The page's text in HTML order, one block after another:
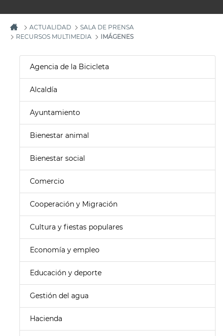
ACTUALIDAD
SALA DE PRENSA
RECURSOS MULTIMEDIA
IMÁGENES
Agencia de la Bicicleta
Alcaldía
Ayuntamiento
Bienestar animal
Bienestar social
Comercio
Cooperación y Migración
Cultura y fiestas populares
Economía y empleo
Educación y deporte
Gestión del agua
Hacienda